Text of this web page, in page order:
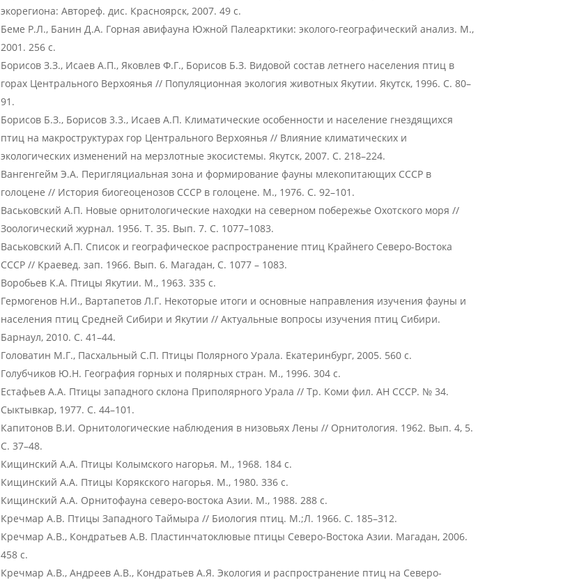
экорегиона: Автореф. дис. Красноярск, 2007. 49 с.
Беме Р.Л., Банин Д.А. Горная авифауна Южной Палеарктики: эколого-географический анализ. М.,
2001. 256 с.
Борисов З.З., Исаев А.П., Яковлев Ф.Г., Борисов Б.З. Видовой состав летнего населения птиц в
горах Центрального Верхоянья // Популяционная экология животных Якутии. Якутск, 1996. С. 80–
91.
Борисов Б.З., Борисов 3.3., Исаев A.П. Климатические особенности и население гнездящихся
птиц на макроструктурах гор Центрального Верхоянья // Влияние климатических и
экологических изменений на мерзлотные экосистемы. Якутск, 2007. С. 218–224.
Вангенгейм Э.А. Перигляциальная зона и формирование фауны млекопитающих СССР в
голоцене // История биогеоценозов СССР в голоцене. М., 1976. С. 92–101.
Васьковский А.П. Новые орнитологические находки на северном побережье Охотского моря //
Зоологический журнал. 1956. Т. 35. Вып. 7. С. 1077–1083.
Васьковский А.П. Список и географическое распространение птиц Крайнего Северо-Востока
СССР // Краевед. зап. 1966. Вып. 6. Магадан, С. 1077 – 1083.
Воробьев К.А. Птицы Якутии. М., 1963. 335 с.
Гермогенов Н.И., Вартапетов Л.Г. Некоторые итоги и основные направления изучения фауны и
населения птиц Средней Сибири и Якутии // Актуальные вопросы изучения птиц Сибири.
Барнаул, 2010. С. 41–44.
Головатин М.Г., Пасхальный С.П. Птицы Полярного Урала. Екатеринбург, 2005. 560 с.
Голубчиков Ю.Н. География горных и полярных стран. М., 1996. 304 с.
Естафьев А.А. Птицы западного склона Приполярного Урала // Тр. Коми фил. АН СССР. № 34.
Сыктывкар, 1977. С. 44–101.
Капитонов В.И. Орнитологические наблюдения в низовьях Лены // Орнитология. 1962. Вып. 4, 5.
С. 37–48.
Кищинский А.А. Птицы Колымского нагорья. М., 1968. 184 с.
Кищинский А.А. Птицы Корякского нагорья. М., 1980. 336 с.
Кищинский А.А. Орнитофауна северо-востока Азии. М., 1988. 288 с.
Кречмар А.В. Птицы Западного Таймыра // Биология птиц. М.;Л. 1966. С. 185–312.
Кречмар А.В., Кондратьев А.В. Пластинчатоклювые птицы Северо-Востока Азии. Магадан, 2006.
458 с.
Кречмар А.В., Андреев А.В., Кондратьев А.Я. Экология и распространение птиц на Северо-